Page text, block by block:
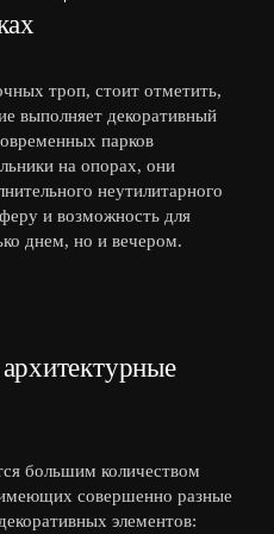
троп, стоит отметить,
выполняет декоративный
парков
на опорах, они
неутилитарного
и возможность для
днем, но и вечером.
большим количеством
совершенно разные
элементов: